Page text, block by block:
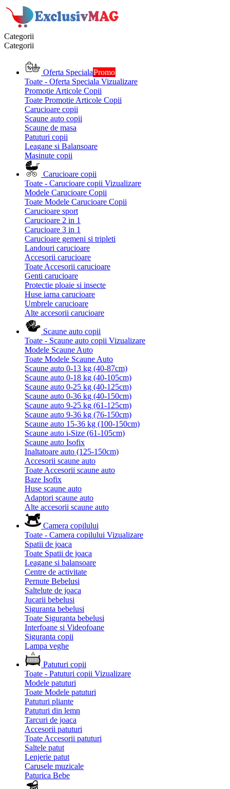
Categorii
Categorii
Oferta SpecialaPromo
Toate - Oferta Speciala Vizualizare
Promotie Articole Copii
Toate Promotie Articole Copii
Carucioare copii
Scaune auto copii
Scaune de masa
Patuturi copii
Leagane si Balansoare
Masinute copii
Carucioare copii
Toate - Carucioare copii Vizualizare
Modele Carucioare Copii
Toate Modele Carucioare Copii
Carucioare sport
Carucioare 2 in 1
Carucioare 3 in 1
Carucioare gemeni si tripleti
Landouri carucioare
Accesorii carucioare
Toate Accesorii carucioare
Genti carucioare
Protectie ploaie si insecte
Huse iarna carucioare
Umbrele carucioare
Alte accesorii carucioare
Scaune auto copii
Toate - Scaune auto copii Vizualizare
Modele Scaune Auto
Toate Modele Scaune Auto
Scaune auto 0-13 kg (40-87cm)
Scaune auto 0-18 kg (40-105cm)
Scaune auto 0-25 kg (40-125cm)
Scaune auto 0-36 kg (40-150cm)
Scaune auto 9-25 kg (61-125cm)
Scaune auto 9-36 kg (76-150cm)
Scaune auto 15-36 kg (100-150cm)
Scaune auto i-Size (61-105cm)
Scaune auto Isofix
Inaltatoare auto (125-150cm)
Accesorii scaune auto
Toate Accesorii scaune auto
Baze Isofix
Huse scaune auto
Adaptori scaune auto
Alte accesorii scaune auto
Camera copilului
Toate - Camera copilului Vizualizare
Spatii de joaca
Toate Spatii de joaca
Leagane si balansoare
Centre de activitate
Pernute Bebelusi
Saltelute de joaca
Jucarii bebelusi
Siguranta bebelusi
Toate Siguranta bebelusi
Interfoane si Videofoane
Siguranta copii
Lampa veghe
Patuturi copii
Toate - Patuturi copii Vizualizare
Modele patuturi
Toate Modele patuturi
Patuturi pliante
Patuturi din lemn
Tarcuri de joaca
Accesorii patuturi
Toate Accesorii patuturi
Saltele patut
Lenjerie patut
Carusele muzicale
Paturica Bebe